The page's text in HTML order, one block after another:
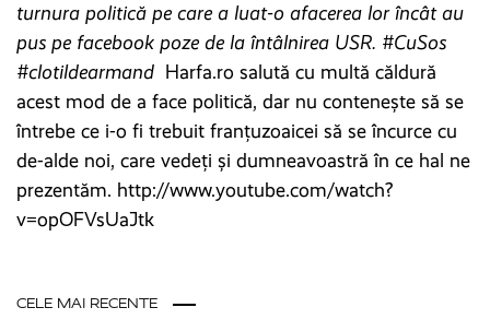
turnura politică pe care a luat-o afacerea lor încât au
pus pe facebook poze de la întâlnirea USR. #CuSos
#clotildearmand Harfa.ro salută cu multă căldură
acest mod de a face politică, dar nu contenește să se
întrebe ce i-o fi trebuit franțuzoaicei să se încurce cu
de-alde noi, care vedeți și dumneavoastră în ce hal ne
prezentăm. http://www.youtube.com/watch?
v=opOFVsUaJtk
CELE MAI RECENTE